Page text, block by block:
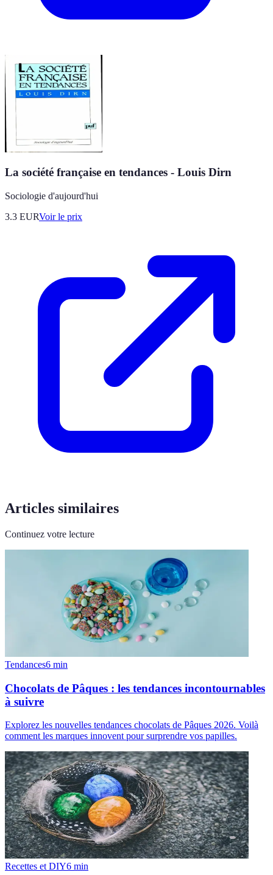
La société française en tendances - Louis Dirn
Sociologie d'aujourd'hui
3.3 EURVoir le prix
Articles similaires
Continuez votre lecture
Tendances6 min
Chocolats de Pâques : les tendances incontournables
à suivre
Explorez les nouvelles tendances chocolats de Pâques 2026. Voilà
comment les marques innovent pour surprendre vos papilles.
Recettes et DIY6 min